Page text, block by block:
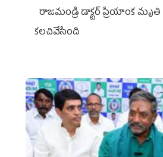
రాజమండ్రి డాక్టర్‌ ప్రియాంక మృతి
కలచివేసింది